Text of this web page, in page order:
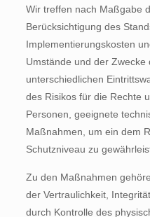
Wir treffen nach Maßgabe
Berücksichtigung des
Implementierungskosten
Umstände und der
unterschiedlichen
des Risikos für die Rechte
Personen, geeignete
Maßnahmen, um ein dem
Schutzniveau zu
Zu den Maßnahmen
der Vertraulichkeit,
durch Kontrolle des